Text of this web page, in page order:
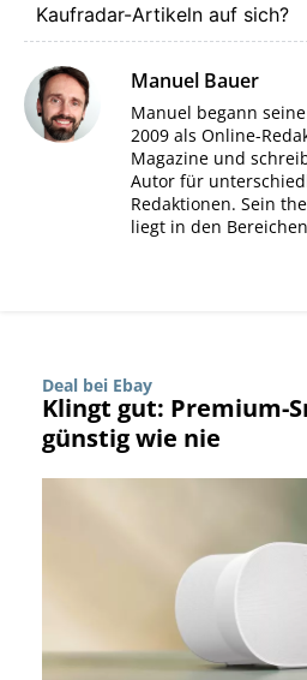
Kaufradar-Artikeln auf sich?
Manuel Bauer
Manuel begann
2009 als Online-
Magazine und
Autor für
Redaktionen. Sein
liegt in den
Deal bei Ebay
Klingt gut: Premium-
günstig wie nie